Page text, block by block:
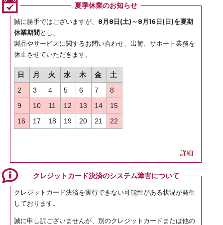
夏季休業のお知らせ
誠に勝手ではございますが、 8月8日(土)～8月16日(日)を夏期
休業期間 とし、
製品やサービスに関するお問い合わせ、出荷、サポート業務を
休止させていただきます。
日 月 火 水 木 金
土
2
3 4 5 6 7
8
9
10 11 12 13 14
15
16
17 18 19 20 21 22
詳細...
クレジットカード決済のシステム障害について
クレジットカード決済を実行できない可能性がある状況が発生
しております。
誠に申し訳ございませんが、別のクレジットカードまたは他の